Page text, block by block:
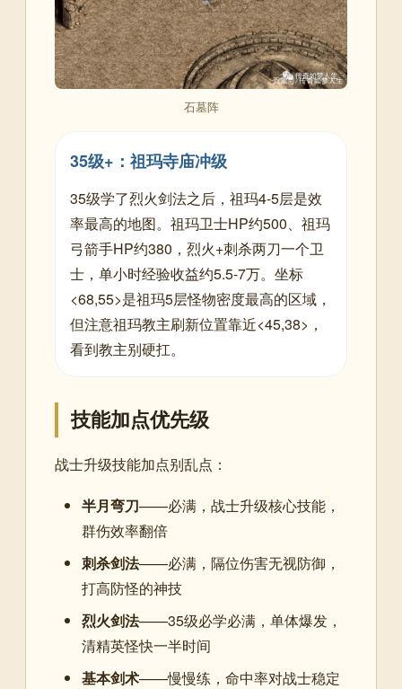
石墓阵
35级+：祖玛寺庙冲级
35级学了烈火剑法之后，祖玛4-5层是效
率最高的地图。祖玛卫士HP约500、祖玛
弓箭手HP约380，烈火+刺杀两刀一个卫
士，单小时经验收益约5.5-7万。坐标
<68,55>是祖玛5层怪物密度最高的区域，
但注意祖玛教主刷新位置靠近<45,38>，
看到教主别硬扛。
技能加点优先级
战士升级技能加点别乱点：
半月弯刀——必满，战士升级核心技能，
群伤效率翻倍
刺杀剑法——必满，隔位伤害无视防御，
打高防怪的神技
烈火剑法——35级必学必满，单体爆发，
清精英怪快一半时间
基本剑术——慢慢练，命中率对战士稳定